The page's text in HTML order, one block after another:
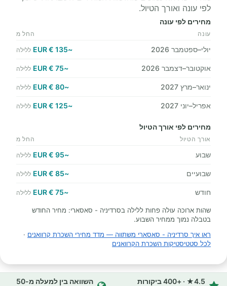
לפי עונה ואורך הטיול.
מחירים לפי עונה
עונה החל מ
יולי–ספטמבר 2026 ~135 € EUR ללילה
אוקטובר–דצמבר 2026 ~75 € EUR ללילה
ינואר–מרץ 2027 ~80 € EUR ללילה
אפריל–יוני 2027 ~125 € EUR ללילה
מחירים לפי אורך הטיול
אורך הטיול החל מ
שבוע ~95 € EUR ללילה
שבועיים ~85 € EUR ללילה
חודש ~75 € EUR ללילה
שהות ארוכה עולה פחות ללילה בסרדיניה - סאסארי: מחיר החודש
בטבלה נמוך ממחיר השבוע.
ראו איך סרדיניה - סאסארי משתווה — מדד מחירי השכרת קרוואנים ·
לכל סטטיסטיקות השכרת הקרוואנים
4.5★ · +400 ביקורות
השוואה בין למעלה מ-50